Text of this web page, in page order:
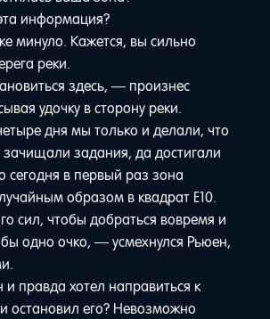
информация?
минуло. Кажется, вы сильно
реки.
здесь, — произнес
удочку в сторону реки.
дня мы только и делали, что
задания, да достигали
сегодня в первый раз зона
образом в квадрат E10.
сил, чтобы добраться вовремя и
одно очко, — усмехнулся Рьюен,
правда хотел направиться к
остановил его? Невозможно